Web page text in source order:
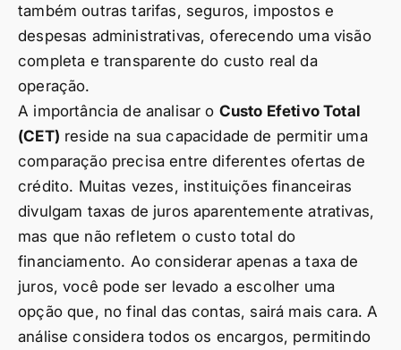
também outras tarifas, seguros, impostos e
despesas administrativas, oferecendo uma visão
completa e transparente do custo real da
operação.
A importância de analisar o Custo Efetivo Total
(CET) reside na sua capacidade de permitir uma
comparação precisa entre diferentes ofertas de
crédito. Muitas vezes, instituições financeiras
divulgam taxas de juros aparentemente atrativas,
mas que não refletem o custo total do
financiamento. Ao considerar apenas a taxa de
juros, você pode ser levado a escolher uma
opção que, no final das contas, sairá mais cara. A
análise considera todos os encargos, permitindo